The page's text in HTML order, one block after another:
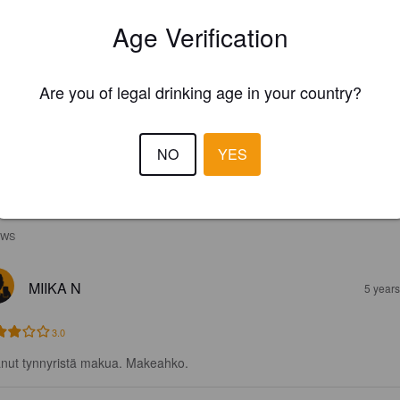
MIIKA N 5
3.0
tynnyristä makua. Makeahko.
Age Verification
Are you of legal drinking age in your country?
NO YES